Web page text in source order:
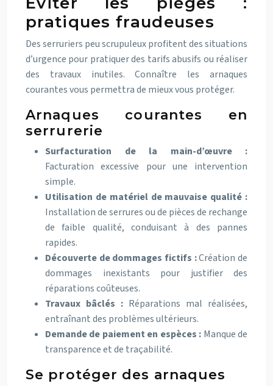
pratiques fraudeuses
Des serruriers peu scrupuleux profitent des situations
d’urgence pour pratiquer des tarifs abusifs ou réaliser
des travaux inutiles. Connaître les arnaques
courantes vous permettra de mieux vous protéger.
Arnaques courantes en
serrurerie
Surfacturation de la main-d’œuvre :
Facturation excessive pour une intervention
simple.
Utilisation de matériel de mauvaise qualité :
Installation de serrures ou de pièces de rechange
de faible qualité, conduisant à des pannes
rapides.
Découverte de dommages fictifs :Création de
dommages inexistants pour justifier des
réparations coûteuses.
Travaux bâclés : Réparations mal réalisées,
entraînant des problèmes ultérieurs.
Demande de paiement en espèces : Manque de
transparence et de traçabilité.
Se protéger des arnaques